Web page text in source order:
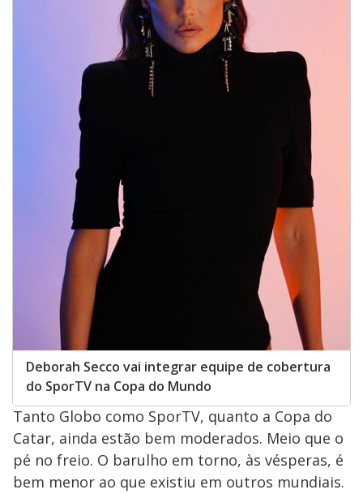
Deborah Secco vai integrar equipe de cobertura
do SporTV na Copa do Mundo
Tanto Globo como SporTV, quanto a Copa do
Catar, ainda estão bem moderados. Meio que o
pé no freio. O barulho em torno, às vésperas, é
bem menor ao que existiu em outros mundiais.